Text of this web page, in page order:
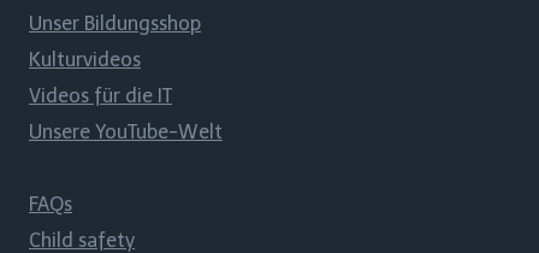
Unser Bildungsshop
Kulturvideos
Videos für die IT
Unsere YouTube-Welt
FAQs
Child safety